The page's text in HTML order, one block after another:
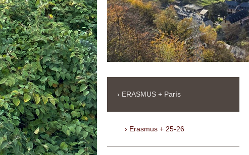
ERASMUS + París
Erasmus + 25-26